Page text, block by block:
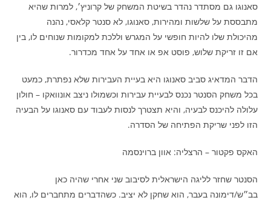
סאנוגו גם מסתדר נהדר בשיטת המשחק של קרוניץ׳, למרות שהיא
מתבססת על שלשות ומהירות, סאנוגו, לא סנטר קלאסי, נהנה
מהיכולת שלו להיות חופשי על המגרש וללכת למקומות שנוחים לו, בין
אם זו זריקת שלוש, פוסט אפ או אחד על אחד מכדרור.
הדבר המדאיג סביב סאנוגו היא בעיית העבירות שלא נפתרת, כמעט
בכל משחק הסנטר נכנס לבעיית עבירות וכשמולו ניצב אונוואקו – חולון
עלולה להיכנס לבעיה, והיא תצטרך לנסות לעבוד עם סאנוגו על הבעיה
הזו לפני שריקת הפתיחה של הסדרה.
האקס פקטור – הרצליה: אוון ברוינסמה
הסנטר שחזר לליגה הישראלית לסיבוב שני אחרי שהיה כאן
בב״ש/דימונה בעבר, הוא שחקן לא יציב. כשהדברים מתחברים לו, הוא